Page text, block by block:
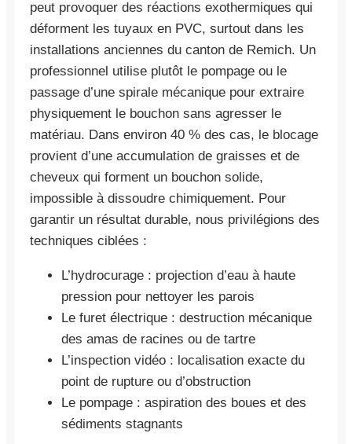
peut provoquer des réactions exothermiques qui
déforment les tuyaux en PVC, surtout dans les
installations anciennes du canton de Remich. Un
professionnel utilise plutôt le pompage ou le
passage d’une spirale mécanique pour extraire
physiquement le bouchon sans agresser le
matériau. Dans environ 40 % des cas, le blocage
provient d’une accumulation de graisses et de
cheveux qui forment un bouchon solide,
impossible à dissoudre chimiquement. Pour
garantir un résultat durable, nous privilégions des
techniques ciblées :
L’hydrocurage : projection d’eau à haute
pression pour nettoyer les parois
Le furet électrique : destruction mécanique
des amas de racines ou de tartre
L’inspection vidéo : localisation exacte du
point de rupture ou d’obstruction
Le pompage : aspiration des boues et des
sédiments stagnants